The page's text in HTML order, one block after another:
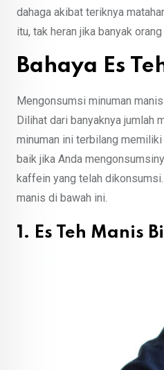
dahaga akibat teriknya
itu, tak heran jika banyak
Bahaya Es
Mengonsumsi minuman
Dilihat dari banyaknya jumlah
minuman ini terbilang
baik jika Anda
kaffein yang telah
manis di bawah ini.
1. Es Teh Manis